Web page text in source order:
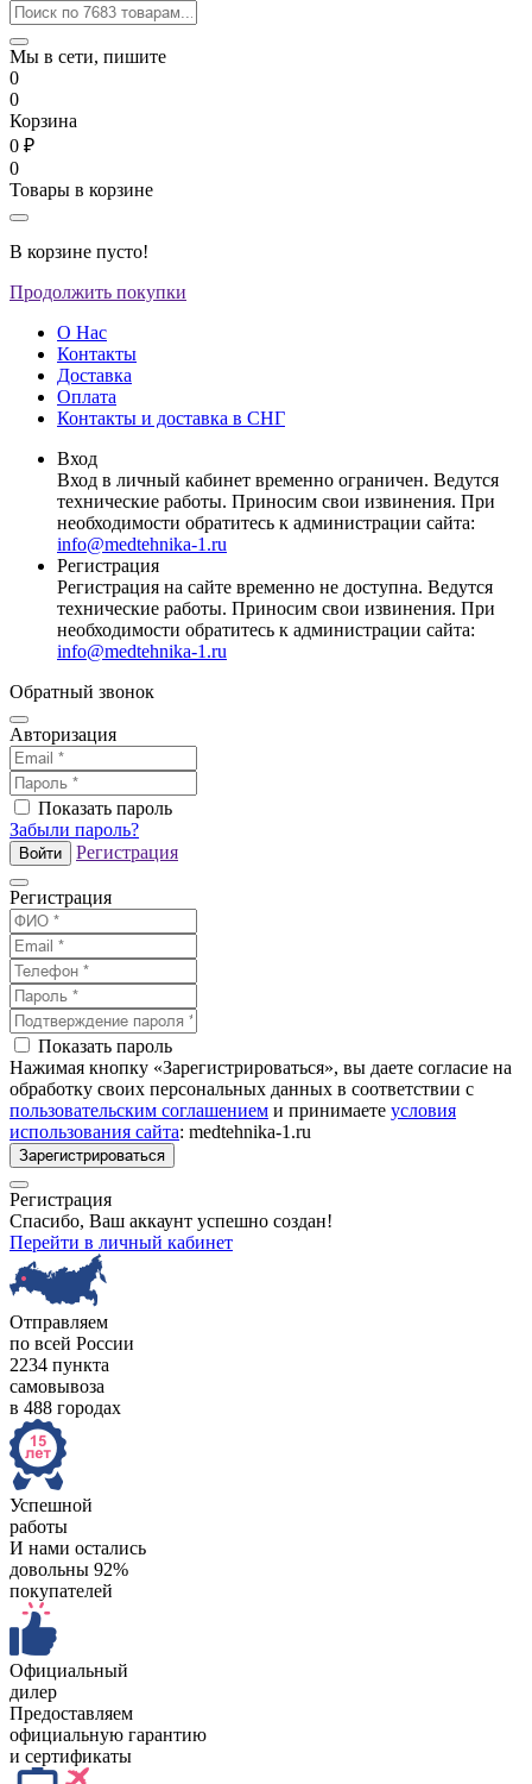
Мы в сети, пишите
0
0
Корзина
0 ₽
0
Товары в корзине
В корзине пусто!
Продолжить покупки
О Нас
Контакты
Доставка
Оплата
Контакты и доставка в СНГ
Вход
Вход в личный кабинет временно ограничен. Ведутся
технические работы. Приносим свои извинения. При
необходимости обратитесь к администрации сайта:
info@medtehnika-1.ru
Регистрация
Регистрация на сайте временно не доступна. Ведутся
технические работы. Приносим свои извинения. При
необходимости обратитесь к администрации сайта:
info@medtehnika-1.ru
Обратный звонок
Авторизация
Показать пароль
Забыли пароль?
Войти Регистрация
Регистрация
Показать пароль
Нажимая кнопку «Зарегистрироваться», вы даете согласие на
обработку своих персональных данных в соответствии с
пользовательским соглашением и принимаете условия
использования сайта: medtehnika-1.ru
Зарегистрироваться
Регистрация
Спасибо, Ваш аккаунт успешно создан!
Перейти в личный кабинет
Отправляем
по всей России
2234 пункта
самовывоза
в 488 городах
Успешной
работы
И нами остались
довольны 92%
покупателей
Официальный
дилер
Предоставляем
официальную гарантию
и сертификаты